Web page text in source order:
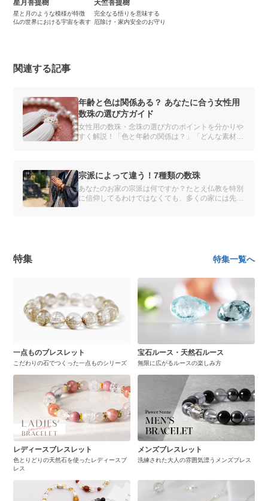
星月菩提樹
星と月のような模様が特徴
仏の世界における宇宙を表す
天竺菩提樹
完全なる悟りを意味する
厄除け・家内安全のお守り
関連する記事
年齢と色は関係ある？ あなたに合う女性用
数珠の選び方ガイド
女性用の数珠・念珠の選び方のポイントを分かりや
すく解説！「色と年齢の関係は？」「どんな素材を
ービスも。
宗派によって違う！7種類の数珠
あなたのお家の宗派は何ですか？たとえ仏教を特別
に信仰してるわけではなくても、多くの家には先祖
特集 特集一覧へ
一点ものブレスレット
こだわりの石でつくった一点ものシリーズ
宝石ルース・天然石ルース
無限に広がるルースの楽しみ方
レディースブレスレット
色とりどりの天然石を使ったレディースブ
レス
メンズブレスレット
洗練された大人の雰囲気漂うメンズブレス